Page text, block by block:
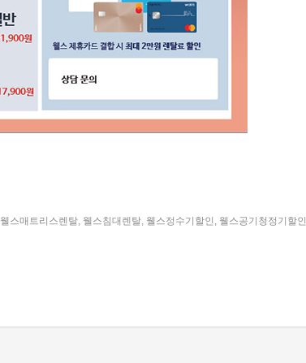
웰스매트리스렌탈, 웰스침대렌탈, 웰스정수기할인 , 웰스공기청정기할인